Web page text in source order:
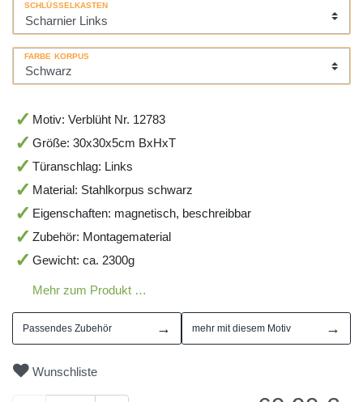
SCHLÜSSELKASTEN
FARBE KORPUS
Motiv: Verblüht Nr. 12783
Größe: 30x30x5cm BxHxT
Türanschlag: Links
Material: Stahlkorpus schwarz
Eigenschaften: magnetisch, beschreibbar
Zubehör: Montagematerial
Gewicht: ca. 2300g
Mehr zum Produkt …
Passendes Zubehör → mehr mit diesem Motiv →
Wunschliste